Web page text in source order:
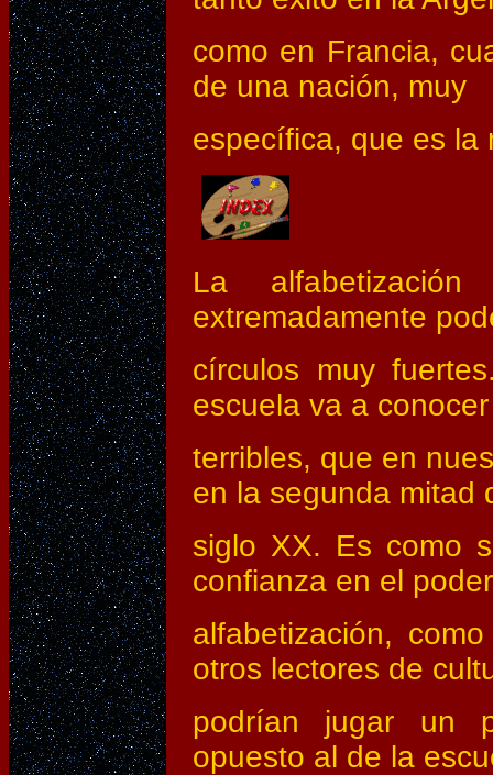
como en Francia,
de una nación, muy
específica, que es la
La
extremadamente
círculos muy
escuela va a
terribles, que en
en la segunda mitad
siglo XX. Es como
confianza en el
alfabetización,
otros lectores de
podrían jugar un
opuesto al de la